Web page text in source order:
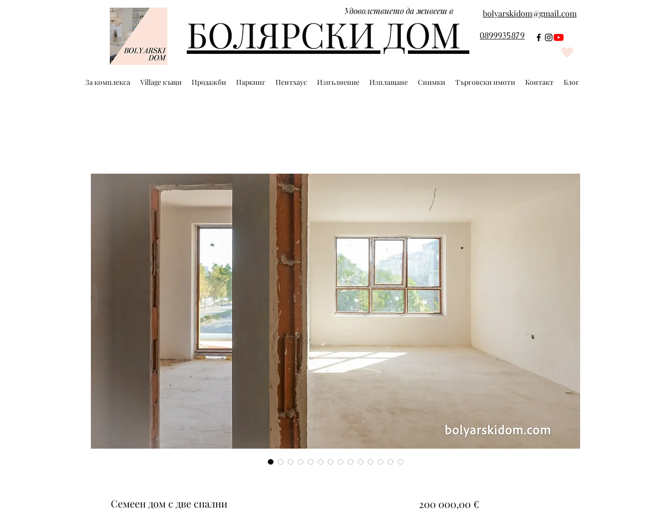
БОЛЯРСКИ ДОМ
Удоволствието да живееш в bolyarskidom@gmail.com
0899935879
За комплекса Village къщи Продажби Паркинг Пентхаус Изпълнение Изплащане Снимки Търговски имоти Контакт Блог
Семеен дом с две спални
200 000,00 €